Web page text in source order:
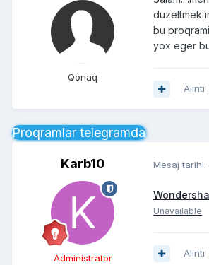
Qonaq
duzeltmek
bu
yox eger
Alıntı
Proqramlar telegramda
Karb10
Administrator
Mesaj tarihi:
Unavailable
Alıntı